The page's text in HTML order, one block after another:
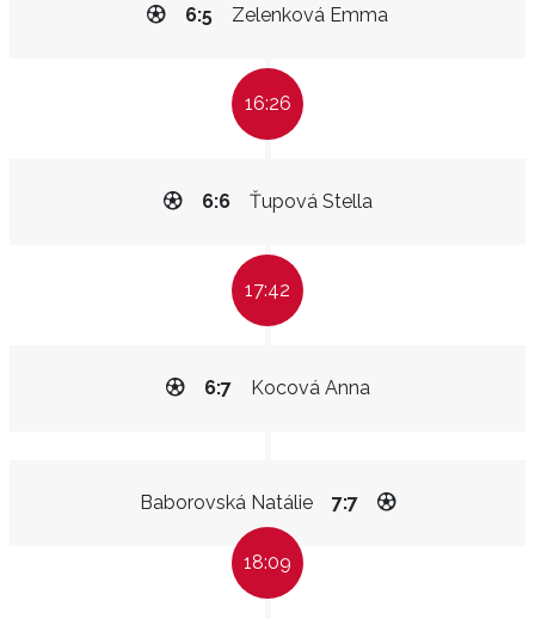
Zelenková Emma
6:5
16:26
Ťupová Stella
6:6
17:42
Kocová Anna
6:7
Baborovská Natálie 7:7
18:09